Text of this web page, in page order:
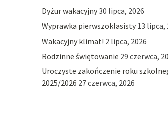
Dyżur wakacyjny30 lipca, 2026
Wyprawka pierwszoklasisty 13 lipca,
Wakacyjny klimat! 2 lipca, 2026
Rodzinne świętowanie 29 czerwca,
Uroczyste zakończenie roku
2025/2026 27 czerwca, 2026